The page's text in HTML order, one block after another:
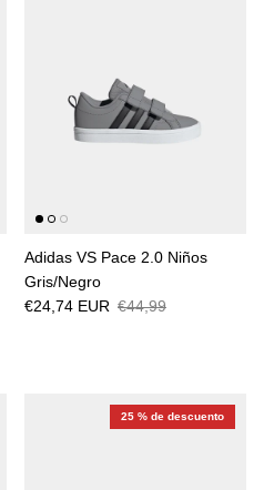
Adidas VS Pace 2.0 Niños
Gris/Negro
€24,74 EUR €44,99
25 % de descuento